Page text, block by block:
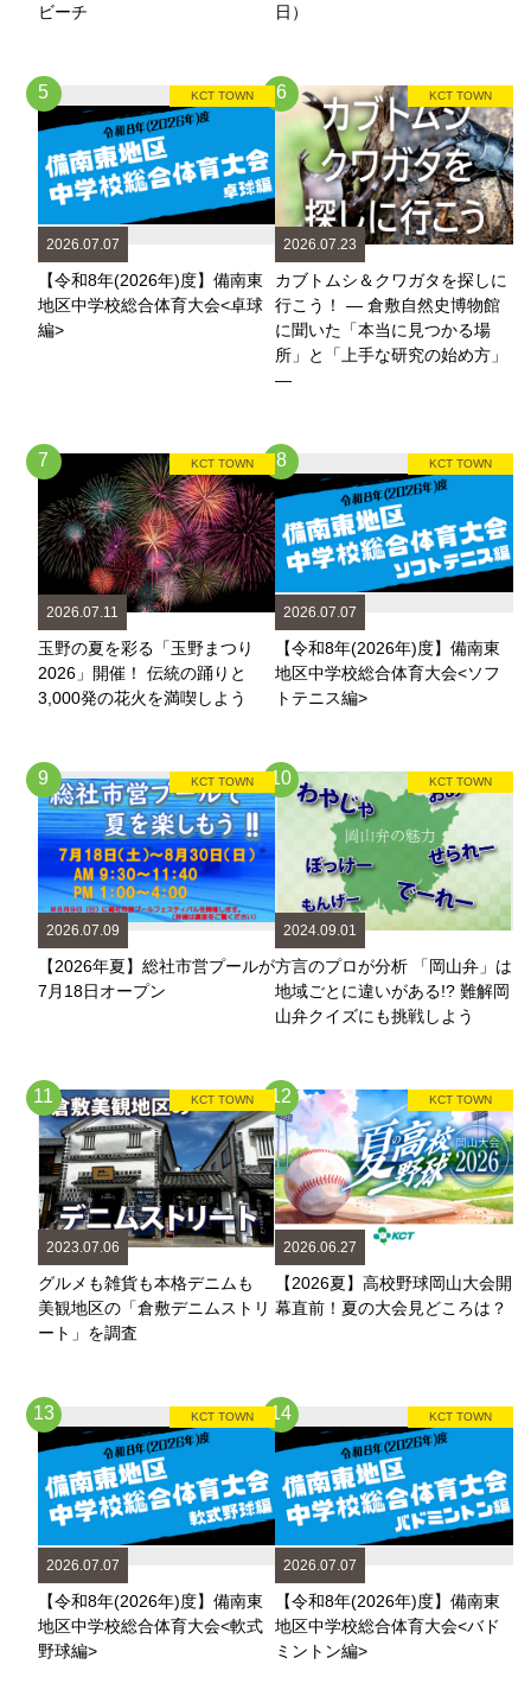
ビーチ
日）
KCT TOWN
5
2026.07.07
【令和8年(2026年)度】備南東
地区中学校総合体育大会<卓球
編>
KCT TOWN
6
2026.07.23
カブトムシ＆クワガタを探しに
行こう！ ― 倉敷自然史博物館
に聞いた「本当に見つかる場
所」と「上手な研究の始め方」
―
KCT TOWN
7
2026.07.11
玉野の夏を彩る「玉野まつり
2026」開催！ 伝統の踊りと
3,000発の花火を満喫しよう
KCT TOWN
8
2026.07.07
【令和8年(2026年)度】備南東
地区中学校総合体育大会<ソフ
トテニス編>
KCT TOWN
9
2026.07.09
【2026年夏】総社市営プールが
7月18日オープン
KCT TOWN
10
2024.09.01
方言のプロが分析 「岡山弁」は
地域ごとに違いがある!? 難解岡
山弁クイズにも挑戦しよう
KCT TOWN
11
2023.07.06
グルメも雑貨も本格デニムも
美観地区の「倉敷デニムストリ
ート」を調査
KCT TOWN
12
2026.06.27
【2026夏】高校野球岡山大会開
幕直前！夏の大会見どころは？
KCT TOWN
13
2026.07.07
【令和8年(2026年)度】備南東
地区中学校総合体育大会<軟式
野球編>
KCT TOWN
14
2026.07.07
【令和8年(2026年)度】備南東
地区中学校総合体育大会<バド
ミントン編>